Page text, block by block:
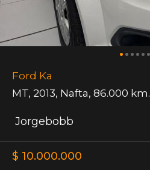
Ford Ka
MT, 2013, Nafta, 86.000 km.
Jorgebobb
$ 10.000.000